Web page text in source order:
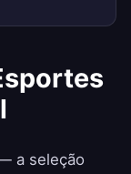
a seleção